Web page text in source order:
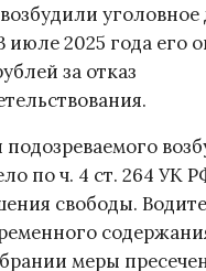
уголовное
июле 2025 года его
за отказ
по ч. 4 ст. 264 УК
свободы.
меры